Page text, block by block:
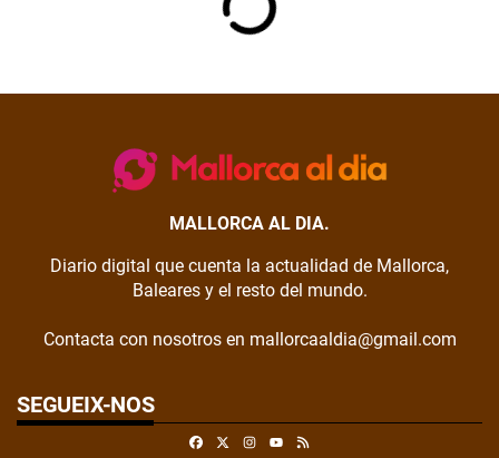
MALLORCA AL DIA.
Diario digital que cuenta la actualidad de Mallorca,
Baleares y el resto del mundo.
Contacta con nosotros en mallorcaaldia@gmail.com
SEGUEIX-NOS
FacebookInstagram